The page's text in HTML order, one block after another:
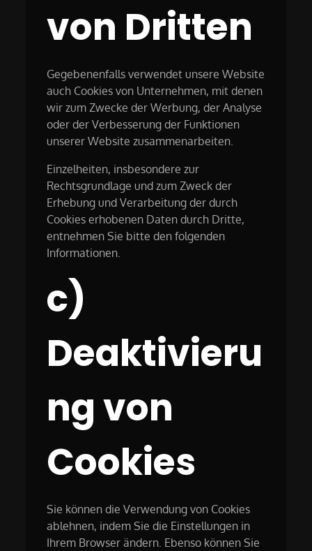
von Dritten
Gegebenenfalls verwendet unsere Website
auch Cookies von Unternehmen, mit denen
wir zum Zwecke der Werbung, der Analyse
oder der Verbesserung der Funktionen
unserer Website zusammenarbeiten.
Einzelheiten, insbesondere zur
Rechtsgrundlage und zum Zweck der
Erhebung und Verarbeitung der durch
Cookies erhobenen Daten durch Dritte,
entnehmen Sie bitte den folgenden
Informationen.
c)
Deaktivieru
ng von
Cookies
Sie können die Verwendung von Cookies
ablehnen, indem Sie die Einstellungen in
Ihrem Browser ändern. Ebenso können Sie